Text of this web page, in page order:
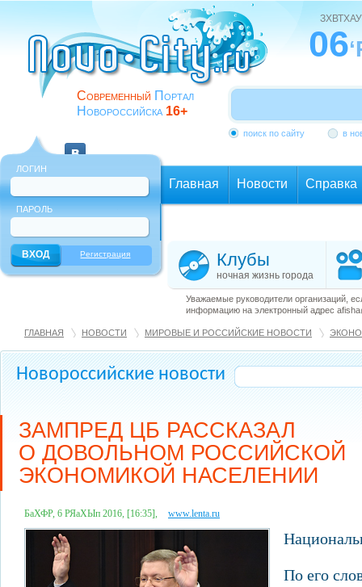
Современный Портал
Новороссийска 16+
ЗХВТХАУ
06
поиск по сайту в
ЛОГИН
ПАРОЛЬ
Регистрация
Главная Новости Справка
Клубы
ночная жизнь города
Уважаемые руководители организаций,
информацию на электронный адрес
ГЛАВНАЯ НОВОСТИ МИРОВЫЕ И РОССИЙСКИЕ НОВОСТИ
Новороссийские новости
ЗАМПРЕД ЦБ РАССКАЗАЛ
О ДОВОЛЬНОМ РОССИЙСКОЙ
ЭКОНОМИКОЙ НАСЕЛЕНИИ
БаХФР, 6 РЯаХЫп 2016, [16:35], www.lenta.ru
По его